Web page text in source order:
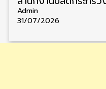
Admin
31/07/2026